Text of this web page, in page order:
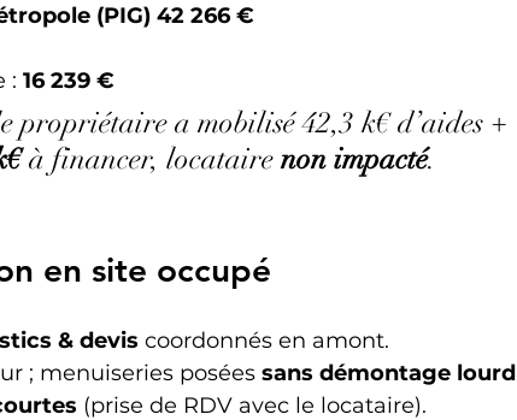
(PIG) 42 266 €
: 16 239 €
propriétaire a mobilisé 42,3 k€ d’aides +
à financer, locataire non impacté.
en site occupé
& devis coordonnés en amont.
; menuiseries posées sans démontage lourd
(prise de RDV avec le locataire).